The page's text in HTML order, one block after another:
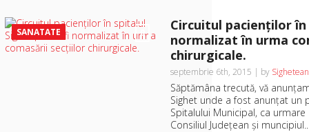
SANATATE 0
Circuitul pacienţilor
normalizat în urma
chirurgicale.
septembrie 6th, 2015 | by
Săptămâna trecută, vă
Sighet unde a fost anunţat un
Spitalului Municipal, ca
Consiliul Judeţean şi